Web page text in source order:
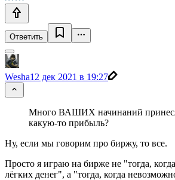
Ответить
Wesha12 дек 2021 в 19:27
Много ВАШИХ начинаний
какую-то прибыль?
Ну, если мы говорим про биржу, то все.
Просто я играю на бирже не "тогда,
лёгких денег", а "тогда, когда